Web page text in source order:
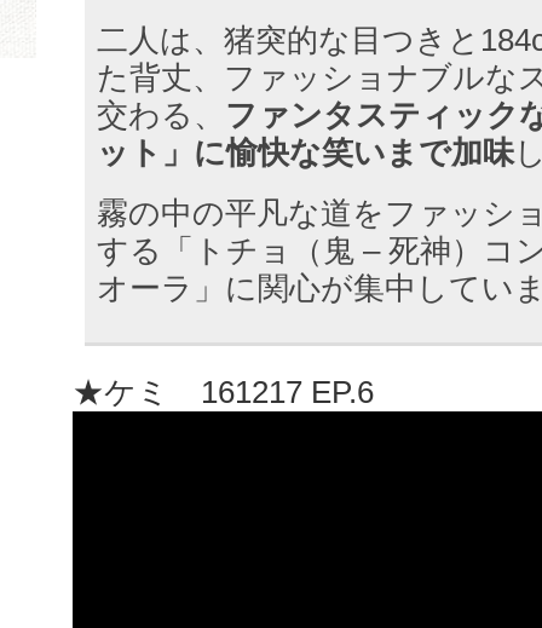
二人は、猪突的な目つきと
た背丈、ファッショナブルな
交わる、 ファンタスティック
ット」に愉快な笑いまで加味
霧の中の平凡な道をファッシ
する「トチョ（鬼 – 死神）コ
オーラ」に関心が集中してい
★ケミ 161217 EP.6